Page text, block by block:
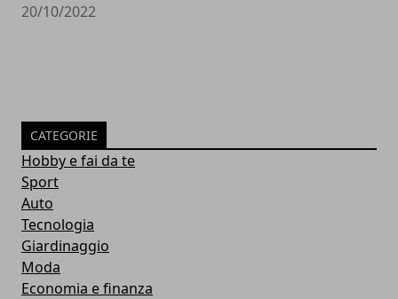
20/10/2022
CATEGORIE
Hobby e fai da te
Sport
Auto
Tecnologia
Giardinaggio
Moda
Economia e finanza